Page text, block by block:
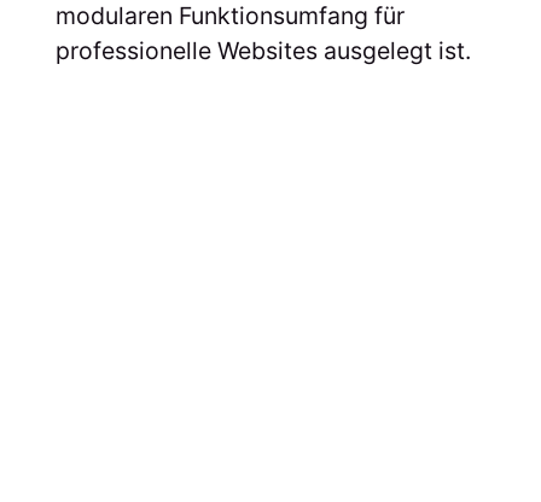
modularen Funktionsumfang für
professionelle Websites ausgelegt ist.